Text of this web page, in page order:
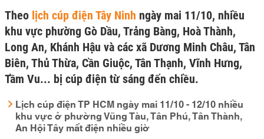
Theo lịch cúp điện Tây Ninh ngày mai 11/10, nhiều
khu vực phường Gò Dầu, Trảng Bàng, Hoà Thành,
Long An, Khánh Hậu và các xã Dương Minh Châu, Tân
Biên, Thủ Thừa, Cần Giuộc, Tân Thạnh, Vĩnh Hưng,
Tầm Vu... bị cúp điện từ sáng đến chiều.
Lịch cúp điện TP HCM ngày mai 11/10 - 12/10 nhiều
khu vực ở phường Vũng Tàu, Tân Phú, Tân Thành,
An Hội Tây mất điện nhiều giờ